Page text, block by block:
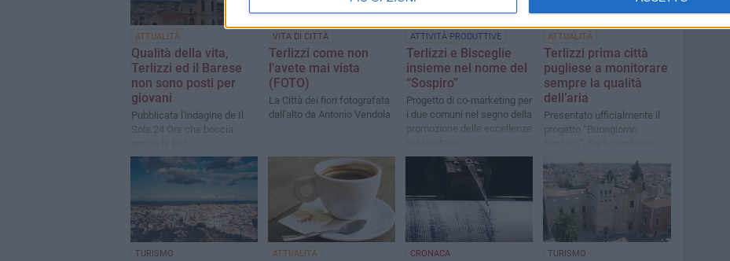
ATTUALITÀ
Qualità della vita,
Terlizzi ed il Barese
non sono posti per
giovani
Pubblicata l'indagine de Il
Sole 24 Ore che boccia
VITA DI CITTÀ
Terlizzi come non
l'avete mai vista
(FOTO)
La Città dei fiori fotografata
dall'alto da Antonio Vendola
ATTIVITÀ PRODUTTIVE
Terlizzi e Bisceglie
insieme nel nome del
“Sospiro”
Progetto di co-marketing per
i due comuni nel segno della
promozione delle eccellenze
ATTUALITÀ
Terlizzi prima città
pugliese a monitorare
sempre la qualità
dell’aria
Presentato ufficialmente il
progetto “Buongiorno
Sane del 2022
TURISMO ATTUALITÀ CRONACA TURISMO